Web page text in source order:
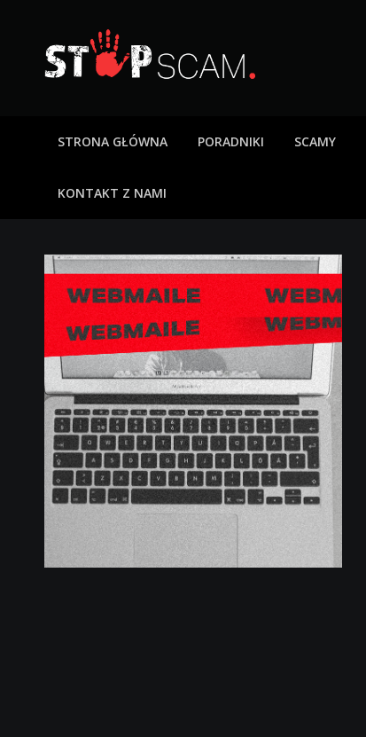
content
STRONA GŁÓWNA PORADNIKI SCAMY
KONTAKT Z NAMI